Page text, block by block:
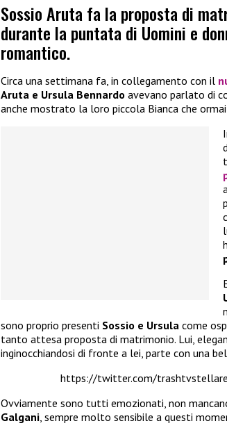
Sossio Aruta fa la proposta di
durante la puntata di Uomini e
romantico.
Circa una settimana fa, in collegamento con il
Aruta e Ursula Bennardo avevano parlato di
anche mostrato la loro piccola Bianca che
sono proprio presenti Sossio e Ursula come
tanto attesa proposta di matrimonio. Lui,
inginocchiandosi di fronte a lei, parte con una
https://twitter.com/
Ovviamente sono tutti emozionati, non
Galgani, sempre molto sensibile a questi